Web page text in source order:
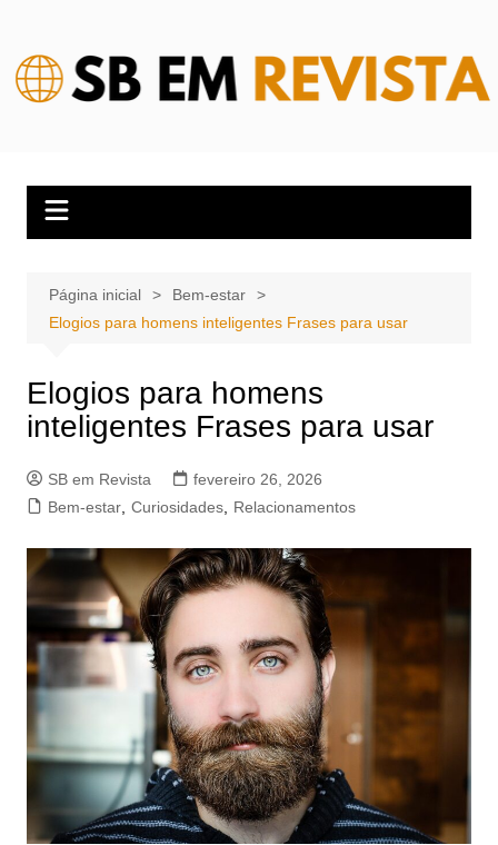
conteúdo
Página inicial
Bem-estar
Elogios para homens inteligentes Frases para usar
Elogios para homens
inteligentes Frases para usar
SB em Revista
fevereiro 26, 2026
Bem-estar, Curiosidades, Relacionamentos